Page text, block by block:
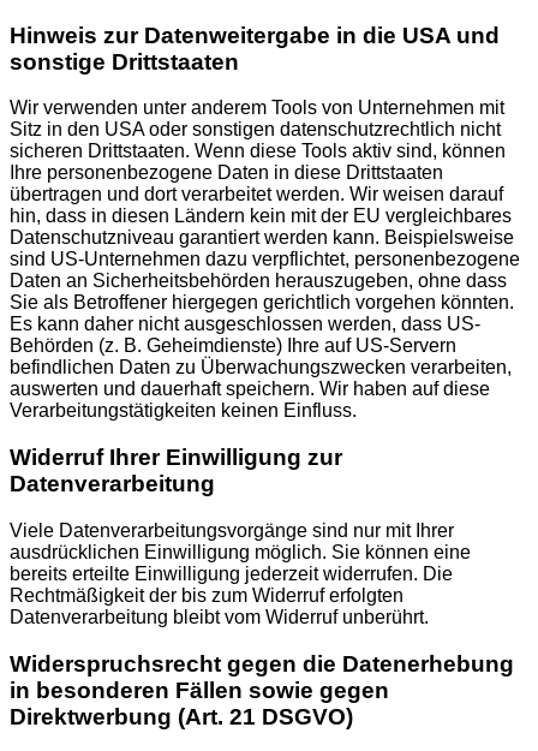
Hinweis zur Datenweitergabe in die USA und
sonstige Drittstaaten
Wir verwenden unter anderem Tools von Unternehmen mit
Sitz in den USA oder sonstigen datenschutzrechtlich nicht
sicheren Drittstaaten. Wenn diese Tools aktiv sind, können
Ihre personenbezogene Daten in diese Drittstaaten
übertragen und dort verarbeitet werden. Wir weisen darauf
hin, dass in diesen Ländern kein mit der EU vergleichbares
Datenschutzniveau garantiert werden kann. Beispielsweise
sind US-Unternehmen dazu verpflichtet, personenbezogene
Daten an Sicherheitsbehörden herauszugeben, ohne dass
Sie als Betroffener hiergegen gerichtlich vorgehen könnten.
Es kann daher nicht ausgeschlossen werden, dass US-
Behörden (z. B. Geheimdienste) Ihre auf US-Servern
befindlichen Daten zu Überwachungszwecken verarbeiten,
auswerten und dauerhaft speichern. Wir haben auf diese
Verarbeitungstätigkeiten keinen Einfluss.
Widerruf Ihrer Einwilligung zur
Datenverarbeitung
Viele Datenverarbeitungsvorgänge sind nur mit Ihrer
ausdrücklichen Einwilligung möglich. Sie können eine
bereits erteilte Einwilligung jederzeit widerrufen. Die
Rechtmäßigkeit der bis zum Widerruf erfolgten
Datenverarbeitung bleibt vom Widerruf unberührt.
Widerspruchsrecht gegen die Datenerhebung
in besonderen Fällen sowie gegen
Direktwerbung (Art. 21 DSGVO)